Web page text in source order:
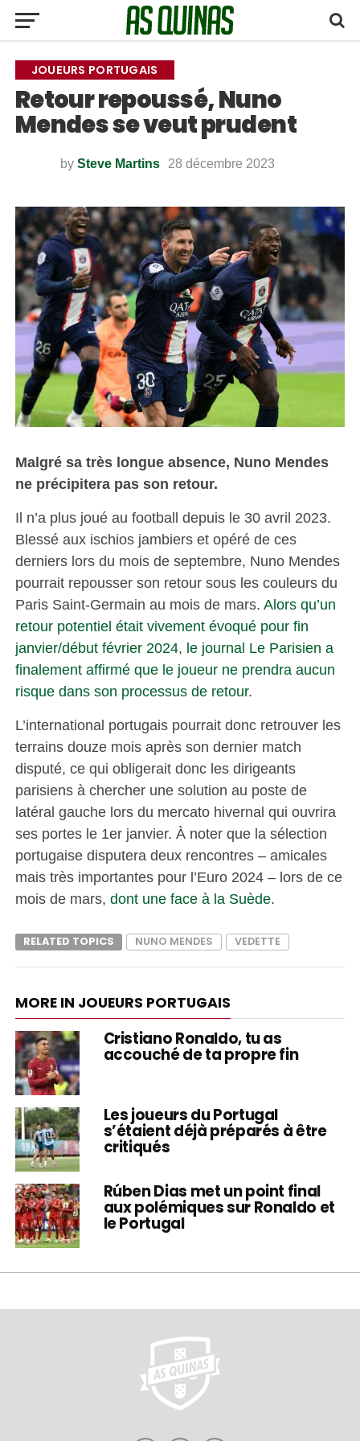
JOUEURS PORTUGAIS
Retour repoussé, Nuno
Mendes se veut prudent
by Steve Martins 28 décembre 2023
Malgré sa très longue absence, Nuno Mendes
ne précipitera pas son retour.
Il n’a plus joué au football depuis le 30 avril 2023.
Blessé aux ischios jambiers et opéré de ces
derniers lors du mois de septembre, Nuno Mendes
pourrait repousser son retour sous les couleurs du
Paris Saint-Germain au mois de mars. Alors qu’un
retour potentiel était vivement évoqué pour fin
janvier/début février 2024, le journal Le Parisien a
finalement affirmé que le joueur ne prendra aucun
risque dans son processus de retour.
L’international portugais pourrait donc retrouver les
terrains douze mois après son dernier match
disputé, ce qui obligerait donc les dirigeants
parisiens à chercher une solution au poste de
latéral gauche lors du mercato hivernal qui ouvrira
ses portes le 1er janvier. À noter que la sélection
portugaise disputera deux rencontres – amicales
mais très importantes pour l’Euro 2024 – lors de ce
mois de mars, dont une face à la Suède.
RELATED TOPICS NUNO MENDES VEDETTE
MORE IN JOUEURS PORTUGAIS
Cristiano Ronaldo, tu as
accouché de ta propre fin
Les joueurs du Portugal
s’étaient déjà préparés à être
critiqués
Rúben Dias met un point final
aux polémiques sur Ronaldo et
le Portugal